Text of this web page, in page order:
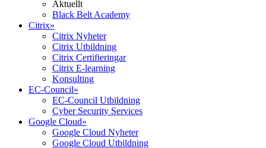
Aktuellt
Black Belt Academy
Citrix»
Citrix Nyheter
Citrix Utbildning
Citrix Certifieringar
Citrix E-learning
Konsulting
EC-Council»
EC-Council Utbildning
Cyber Security Services
Google Cloud»
Google Cloud Nyheter
Google Cloud Utbildning